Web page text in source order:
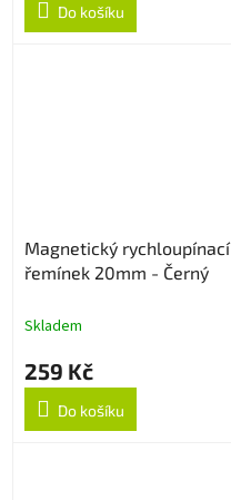
Do košíku
Magnetický rychloupínací
řemínek 20mm - Černý
Skladem
259 Kč
Do košíku